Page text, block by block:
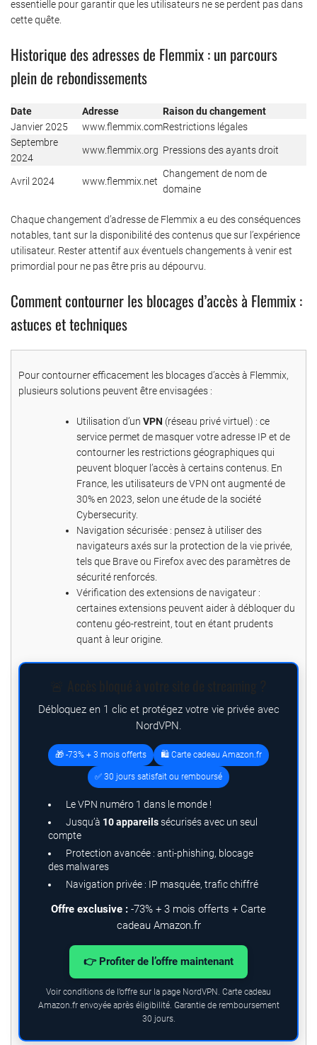
essentielle pour garantir que les utilisateurs ne se perdent pas dans
cette quête.
Historique des adresses de Flemmix : un parcours
plein de rebondissements
Date Adresse
Raison du changement
Janvier 2025
www.flemmix.comRestrictions légales
Septembre
2024
www.flemmix.org Pressions des ayants droit
Avril 2024 www.flemmix.net
Changement de nom de
domaine
Chaque changement d’adresse de Flemmix a eu des conséquences
notables, tant sur la disponibilité des contenus que sur l’expérience
utilisateur. Rester attentif aux éventuels changements à venir est
primordial pour ne pas être pris au dépourvu.
Comment contourner les blocages d’accès à Flemmix :
astuces et techniques
Pour contourner efficacement les blocages d’accès à Flemmix,
plusieurs solutions peuvent être envisagées :
Utilisation d’un VPN (réseau privé virtuel) : ce
service permet de masquer votre adresse IP et de
contourner les restrictions géographiques qui
peuvent bloquer l’accès à certains contenus. En
France, les utilisateurs de VPN ont augmenté de
30% en 2023, selon une étude de la société
Cybersecurity.
Navigation sécurisée : pensez à utiliser des
navigateurs axés sur la protection de la vie privée,
tels que Brave ou Firefox avec des paramètres de
sécurité renforcés.
Vérification des extensions de navigateur :
certaines extensions peuvent aider à débloquer du
contenu géo-restreint, tout en étant prudents
quant à leur origine.
Débloquez en 1 clic et protégez votre vie privée avec
NordVPN.
🎁 -73% + 3 mois offerts 🛍️ Carte cadeau Amazon.fr
✅ 30 jours satisfait ou remboursé
Le VPN numéro 1 dans le monde !
Jusqu’à 10 appareilssécurisés avec un seul
compte
Protection avancée : anti-phishing, blocage
des malwares
Navigation privée : IP masquée, trafic chiffré
Offre exclusive : -73% + 3 mois offerts + Carte
cadeau Amazon.fr
👉 Profiter de l’offre maintenant
Voir conditions de l’offre sur la page NordVPN. Carte cadeau
Amazon.fr envoyée après éligibilité. Garantie de remboursement
30 jours.